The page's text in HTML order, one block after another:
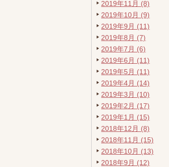
2019年11月 (8)
2019年10月 (9)
2019年9月 (11)
2019年8月 (7)
2019年7月 (6)
2019年6月 (11)
2019年5月 (11)
2019年4月 (14)
2019年3月 (10)
2019年2月 (17)
2019年1月 (15)
2018年12月 (8)
2018年11月 (15)
2018年10月 (13)
2018年9月 (12)